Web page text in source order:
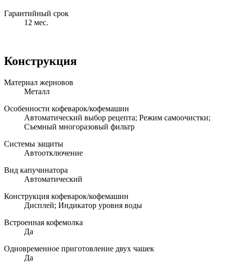
Гарантийный срок
12 мес.
Конструкция
Материал жерновов
Металл
Особенности кофеварок/кофемашин
Автоматический выбор рецепта; Режим самоочистки;
Съемный многоразовый фильтр
Системы защиты
Автоотключение
Вид капучинатора
Автоматический
Конструкция кофеварок/кофемашин
Дисплей; Индикатор уровня воды
Встроенная кофемолка
Да
Одновременное приготовление двух чашек
Да